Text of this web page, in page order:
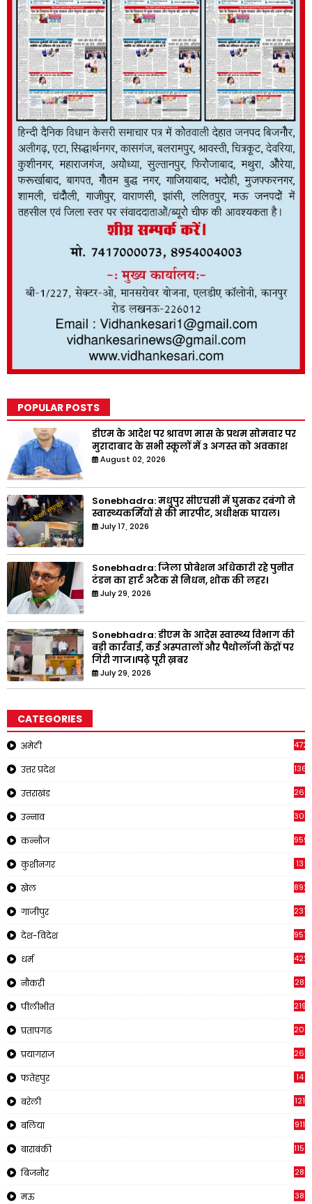
POPULAR POSTS
डीएम के आदेश पर श्रावण मास के प्रथम सोमवार पर
मुरादाबाद के सभी स्कूलों में 3 अगस्त को अवकाश
August 02, 2026
Sonebhadra: मधुपुर सीएचसी में घुसकर दबंगो ने
स्वास्थ्यकर्मियों से की मारपीट, अधीक्षक घायल।
July 17, 2026
Sonebhadra: जिला प्रोबेशन अधिकारी रहे पुनीत
टंडन का हार्ट अटैक से निधन, शोक की लहर।
July 29, 2026
Sonebhadra: डीएम के आदेस स्वास्थ्य विभाग की
बड़ी कार्रवाई, कई अस्पतालों और पैथोलॉजी केंद्रों पर
गिरी गाज।।पढ़े पूरी ख़बर
July 29, 2026
CATEGORIES
अमेठी 4721
उत्तर प्रदेश 1368
उत्तराखंड
उन्नाव 308
कन्नौज 959
कुशीनगर 13
खेल 892
गाजीपुर 237
देश-विदेश 957
धर्म 422
नौकरी 28
पीलीभीत 2195
प्रतापगढ
प्रयागराज 269
फतेहपुर 14
बरेली 121
बलिया 911
बाराबंकी 1150
बिजनौर 28
मऊ 38